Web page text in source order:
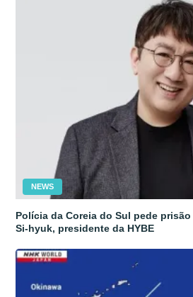
NEWS
Polícia da Coreia do Sul pede
Si-hyuk, presidente da HYBE